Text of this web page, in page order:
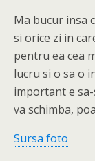
Ma bucur insa
si orice zi in
pentru ea cea
lucru si o sa o
important e sa-
va schimba,
Sursa foto